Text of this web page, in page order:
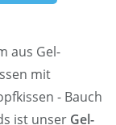
aus Gel-
mit
- Bauch
ist unser Gel-